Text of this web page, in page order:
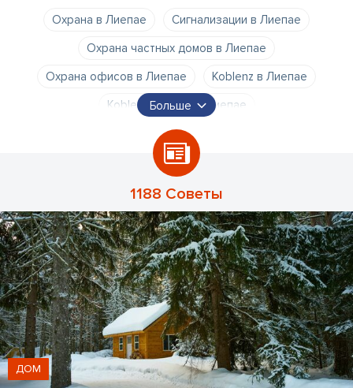
Охрана в Лиепае
Сигнализации в Лиепае
Охрана частных домов в Лиепае
Охрана офисов в Лиепае
Koblenz в Лиепае
Koblenz Охрана в Лиепае
Техническая охрана в Лиепае
Больше
1188 Советы
ДОМ